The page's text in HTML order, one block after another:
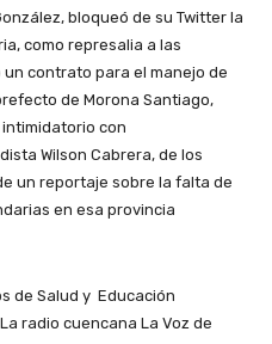
bloqueó de su Twitter la
como represalia a las
contrato para el manejo de
de Morona Santiago,
con
Wilson Cabrera, de los
un reportaje sobre la falta de
en esa provincia
de Salud y Educación
radio cuencana La Voz de